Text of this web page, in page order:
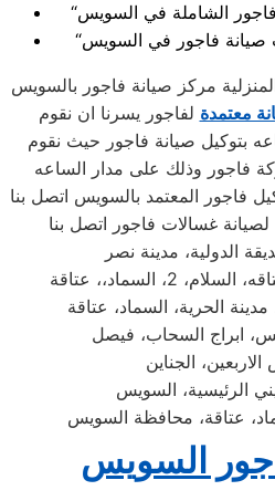
مركز صيانة فاجور بالسويس
معتمدة لفاجور يسرنا ان نقوم
بتوكيل صيانة فاجور حيث نقوم
فاجور وذلك على مدار الساعه
فاجور المعتمد بالسويس اتصل بنا
الدولية، مدينة نصر
الحرية، السماد، عتاقة
ابراج السحاب، فيصل
الجناين
الرئيسية، السويس
عتاقة، محافظة السويس
السويس